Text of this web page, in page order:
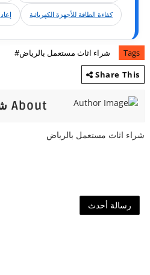
كفاءة الطاقة للأجهزة الكهربائية
Tags
شراء اثاث مستعمل بالرياض#
Share This
About شركة المحترف
شراء اثاث مستعمل بالرياض
رسالة أحدث